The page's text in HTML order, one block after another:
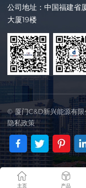
公司地址：中国福建省
大厦19楼
© 厦门C&D新兴能源有
隐私政策
主页 产品